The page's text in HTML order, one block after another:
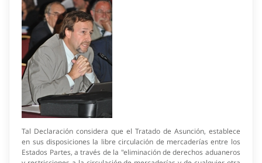
Tal Declaración considera que el Tratado de Asunción, establece
en sus disposiciones la libre circulación de mercaderías entre los
Estados Partes, a través de la "eliminación de derechos aduaneros